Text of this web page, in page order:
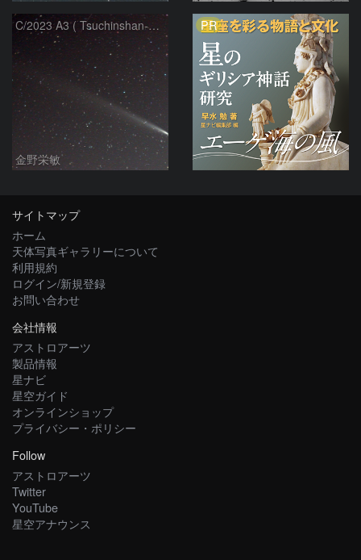
C/2023 A3 ( Tsuchinshan-ATLAS )
金野栄敏
PR
サイトマップ
ホーム
天体写真ギャラリーについて
利用規約
ログイン/新規登録
お問い合わせ
会社情報
アストロアーツ
製品情報
星ナビ
星空ガイド
オンラインショップ
プライバシー・ポリシー
Follow
アストロアーツ
Twitter
YouTube
星空アナウンス